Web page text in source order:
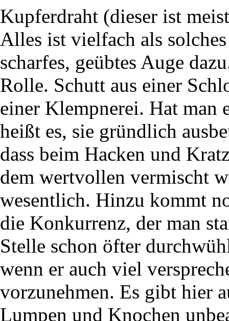
Kupferdraht (dieser ist
Alles ist vielfach als
scharfes, geübtes Auge
Rolle. Schutt aus einer
einer Klempnerei. Hat man
heißt es, sie gründlich
dass beim Hacken und
dem wertvollen vermischt
wesentlich. Hinzu kommt
die Konkurrenz, der man
Stelle schon öfter
wenn er auch viel
vorzunehmen. Es gibt hier
Lumpen und Knochen